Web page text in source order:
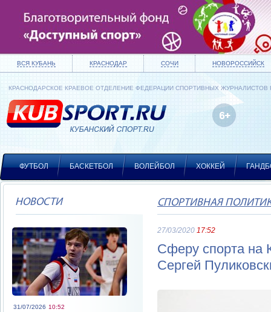
ВСЯ КУБАНЬ КРАСНОДАР СОЧИ НОВОРОССИЙСК
КРАСНОДАРСКОЕ КРАЕВОЕ ОТДЕЛЕНИЕ ФЕДЕРАЦИИ СПОРТИВНЫХ ЖУРНАЛИСТОВ
ФУТБОЛ БАСКЕТБОЛ ВОЛЕЙБОЛ ХОККЕЙ
НОВОСТИ
31/07/2026 10:52
СПОРТИВНАЯ
27/03/2020 17:52
Сферу спорта на
Сергей